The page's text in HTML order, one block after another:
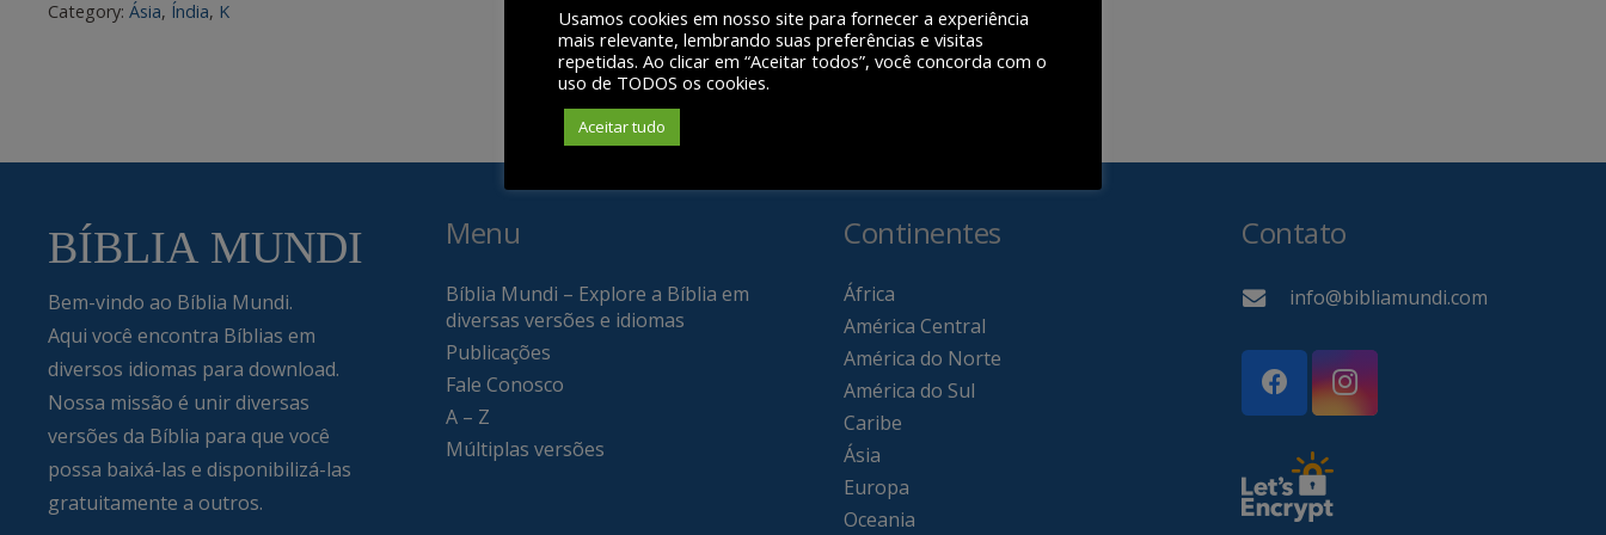
Category: Ásia, Índia, K
Bem-vindo ao Bíblia Mundi.
Aqui você encontra Bíblias em
diversos idiomas para download.
Nossa missão é unir diversas
versões da Bíblia para que você
possa baixá-las e disponibilizá-las
gratuitamente a outros.
Menu
Bíblia Mundi – Explore a Bíblia em
diversas versões e idiomas
Publicações
Fale Conosco
A – Z
Múltiplas versões
Continentes
África
América Central
América do Norte
América do Sul
Caribe
Ásia
Europa
Oceania
Contato
info@bibliamundi.com
Usamos cookies em nosso site para fornecer a experiência
mais relevante, lembrando suas preferências e visitas
repetidas. Ao clicar em “Aceitar todos”, você concorda com o
uso de TODOS os cookies.
Aceitar tudo